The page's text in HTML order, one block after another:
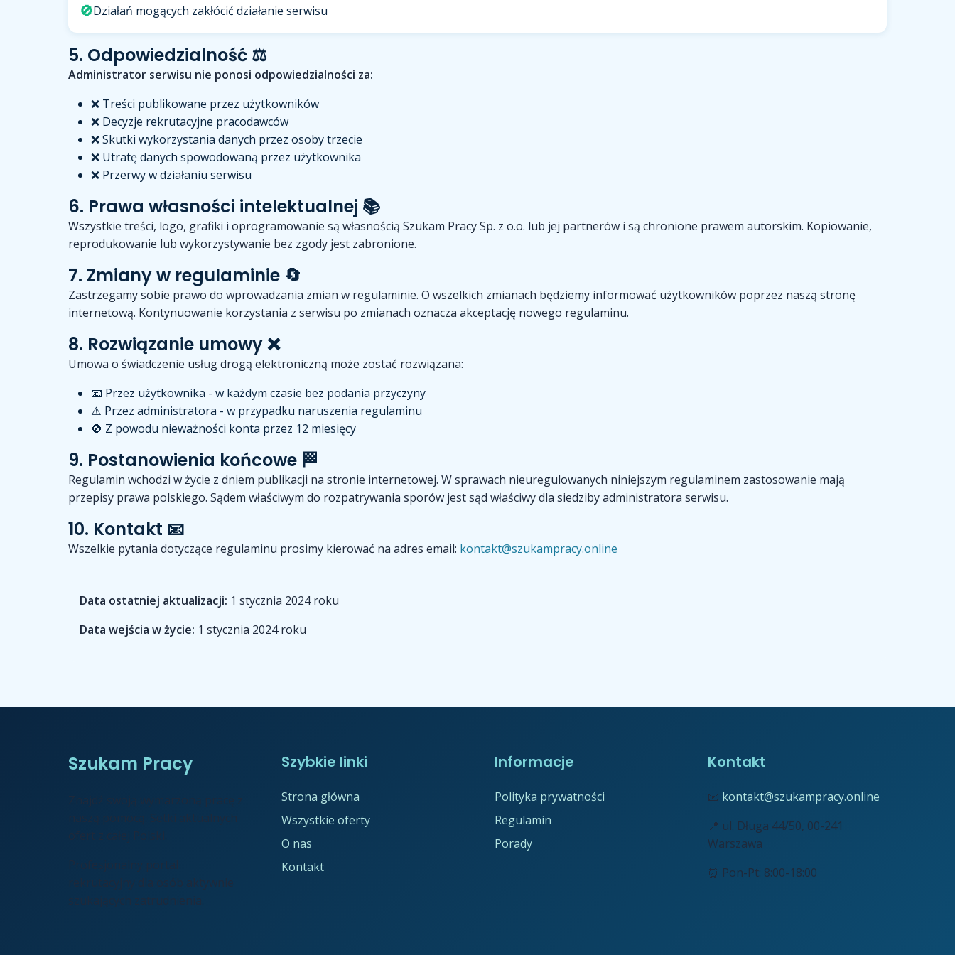
🚫Działań mogących zakłócić działanie serwisu
5. Odpowiedzialność ⚖️
Administrator serwisu nie ponosi odpowiedzialności za:
❌ Treści publikowane przez użytkowników
❌ Decyzje rekrutacyjne pracodawców
❌ Skutki wykorzystania danych przez osoby trzecie
❌ Utratę danych spowodowaną przez użytkownika
❌ Przerwy w działaniu serwisu
6. Prawa własności intelektualnej 📚
Wszystkie treści, logo, grafiki i oprogramowanie są własnością Szukam Pracy Sp. z o.o. lub jej partnerów i są chronione prawem autorskim. Kopiowanie,
reprodukowanie lub wykorzystywanie bez zgody jest zabronione.
7. Zmiany w regulaminie 🔄
Zastrzegamy sobie prawo do wprowadzania zmian w regulaminie. O wszelkich zmianach będziemy informować użytkowników poprzez naszą stronę
internetową. Kontynuowanie korzystania z serwisu po zmianach oznacza akceptację nowego regulaminu.
8. Rozwiązanie umowy ❌
Umowa o świadczenie usług drogą elektroniczną może zostać rozwiązana:
📧 Przez użytkownika - w każdym czasie bez podania przyczyny
⚠️ Przez administratora - w przypadku naruszenia regulaminu
🚫 Z powodu nieważności konta przez 12 miesięcy
9. Postanowienia końcowe 🏁
Regulamin wchodzi w życie z dniem publikacji na stronie internetowej. W sprawach nieuregulowanych niniejszym regulaminem zastosowanie mają
przepisy prawa polskiego. Sądem właściwym do rozpatrywania sporów jest sąd właściwy dla siedziby administratora serwisu.
10. Kontakt 📧
Wszelkie pytania dotyczące regulaminu prosimy kierować na adres email: kontakt@szukampracy.online
Data ostatniej aktualizacji: 1 stycznia 2024 roku
Data wejścia w życie: 1 stycznia 2024 roku
Szukam Pracy Szybkie linki
Strona główna
Wszystkie oferty
O nas
Kontakt
Informacje
Polityka prywatności
Regulamin
Porady
Kontakt
📧 kontakt@szukampracy.online
📍 ul. Długa 44/50, 00-241
Warszawa
⏰ Pon-Pt: 8:00-18:00